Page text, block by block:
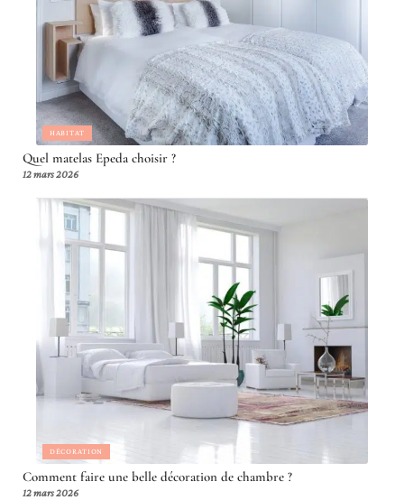
HABITAT
Quel matelas Epeda choisir ?
12 mars 2026
DÉCORATION
Comment faire une belle décoration de chambre ?
12 mars 2026